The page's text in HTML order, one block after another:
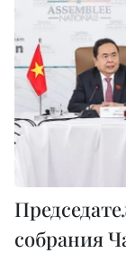
собрания